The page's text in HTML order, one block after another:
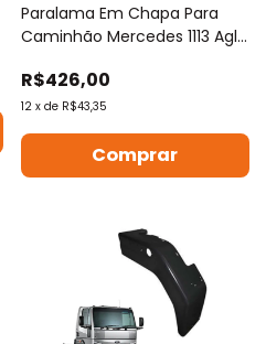
Paralama Em Chapa Para
Caminhão Mercedes 1113 Agl
R$426,00
12 xde R$43,35
Comprar